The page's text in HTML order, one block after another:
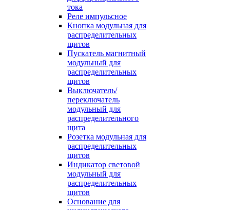
тока
Реле импульсное
Кнопка модульная для
распределительных
щитов
Пускатель магнитный
модульный для
распределительных
щитов
Выключатель/
переключатель
модульный для
распределительного
щита
Розетка модульная для
распределительных
щитов
Индикатор световой
модульный для
распределительных
щитов
Основание для